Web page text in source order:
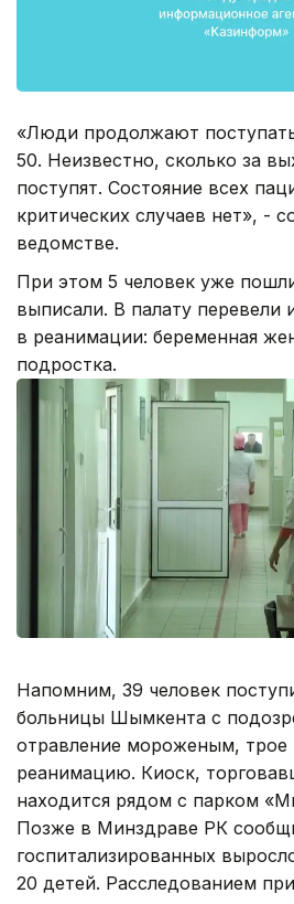
«Люди продолжают
50. Неизвестно, сколько за
поступят. Состояние всех
критических случаев нет», -
ведомстве.
При этом 5 человек уже
выписали. В палату перевели
в реанимации: беременная
подростка.
Напомним, 39 человек
больницы Шымкента с
отравление мороженым, трое
реанимацию. Киоск,
находится рядом с парком
Позже в Минздраве РК
госпитализированных
20 детей. Расследованием